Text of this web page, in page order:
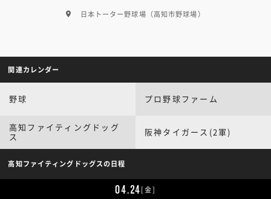
日本トーター野球場（高知市野球場）
関連カレンダー
野球 プロ野球ファーム
高知ファイティングドッグ
ス
阪神タイガース(2軍)
高知ファイティングドッグスの日程
04.24[金]